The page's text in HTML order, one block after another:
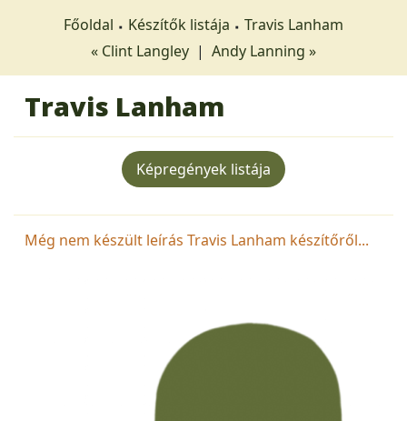
Főoldal Készítők listája
Travis Lanham
« Clint Langley | Andy Lanning »
Travis Lanham
Képregények listája
Még nem készült leírás Travis Lanham készítőről...